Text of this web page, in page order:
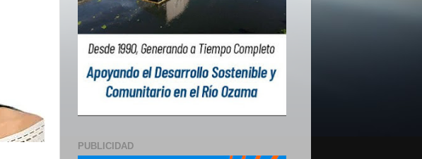
PUBLICIDAD